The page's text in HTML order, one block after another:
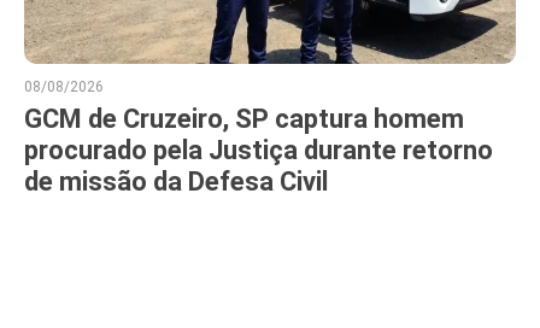
08/08/2026
GCM de Cruzeiro, SP captura homem
procurado pela Justiça durante retorno
de missão da Defesa Civil